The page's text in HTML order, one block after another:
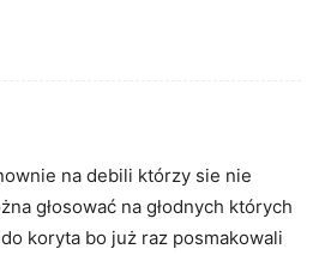
na debili którzy sie nie
głosować na głodnych których
koryta bo już raz posmakowali